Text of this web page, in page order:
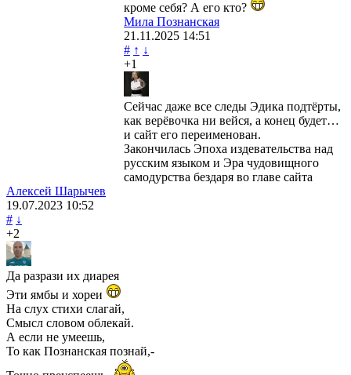
кроме себя? А его кто?
Мила Познанская
21.11.2025 14:51
# ↑ ↓
+1
Сейчас даже все следы Эдика подтёрты,
как верёвочка ни вейся, а конец будет…
и сайт его переименован.
Закончилась Эпоха издевательства над
русским языком и Эра чудовищного
самодурства бездаря во главе сайта
Алексей Шарычев
19.07.2023 10:52
# ↓
+2
Да разрази их диарея
Эти ямбы и хореи
На слух стихи слагай,
Смысл словом облекай.
А если не умеешь,
То как Познанская познай,-